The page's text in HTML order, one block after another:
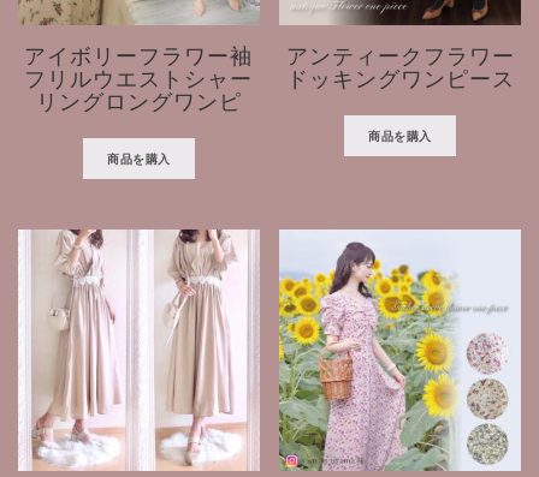
アイボリーフラワー袖
フリルウエストシャー
リングロングワンピ
商品を購入
アンティークフラワー
ドッキングワンピース
商品を購入